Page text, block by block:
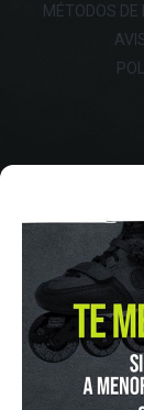
MÉTODOS DE